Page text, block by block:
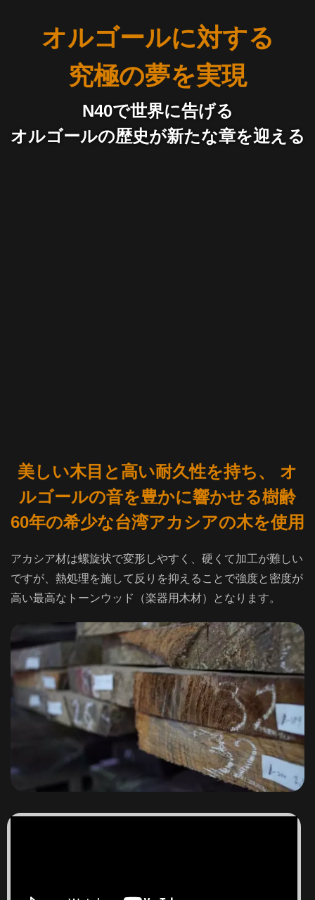
オルゴールに対する
究極の夢を実現
N40で世界に告げる
オルゴールの歴史が新たな章を迎える
美しい木目と高い耐久性を持ち、 オ
ルゴールの音を豊かに響かせる樹齢
60年の希少な台湾アカシアの木を使用
アカシア材は螺旋状で変形しやすく、硬くて加工が難しい
ですが、熱処理を施して反りを抑えることで強度と密度が
高い最高なトーンウッド（楽器用木材）となります。